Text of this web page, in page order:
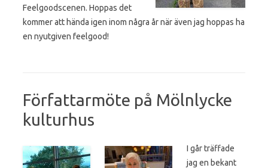
Feelgoodscenen. Hoppas det
kommer att hända igen inom några år när även jag hoppas ha
en nyutgiven feelgood!
Författarmöte på Mölnlycke
kulturhus
I går träffade
jag en bekant